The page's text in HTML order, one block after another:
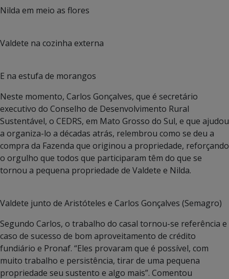
Nilda em meio as flores
Valdete na cozinha externa
E na estufa de morangos
Neste momento, Carlos Gonçalves, que é secretário
executivo do Conselho de Desenvolvimento Rural
Sustentável, o CEDRS, em Mato Grosso do Sul, e que ajudou
a organiza-lo a décadas atrás, relembrou como se deu a
compra da Fazenda que originou a propriedade, reforçando
o orgulho que todos que participaram têm do que se
tornou a pequena propriedade de Valdete e Nilda.
Valdete junto de Aristóteles e Carlos Gonçalves (Semagro)
Segundo Carlos, o trabalho do casal tornou-se referência e
caso de sucesso de bom aproveitamento de crédito
fundiário e Pronaf. “Eles provaram que é possível, com
muito trabalho e persistência, tirar de uma pequena
propriedade seu sustento e algo mais”. Comentou